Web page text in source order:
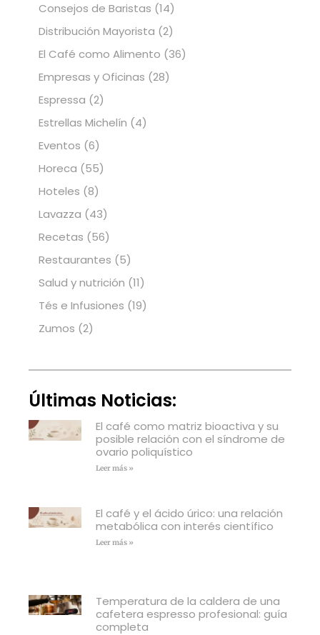
Consejos de Baristas (14)
Distribución Mayorista (2)
El Café como Alimento (36)
Empresas y Oficinas (28)
Espressa (2)
Estrellas Michelín (4)
Eventos (6)
Horeca (55)
Hoteles (8)
Lavazza (43)
Recetas (56)
Restaurantes (5)
Salud y nutrición (11)
Tés e Infusiones (19)
Zumos (2)
Últimas Noticias:
El café como matriz bioactiva y su
posible relación con el síndrome de
ovario poliquístico
Leer más »
El café y el ácido úrico: una relación
metabólica con interés científico
Leer más »
Temperatura de la caldera de una
cafetera espresso profesional: guía
completa